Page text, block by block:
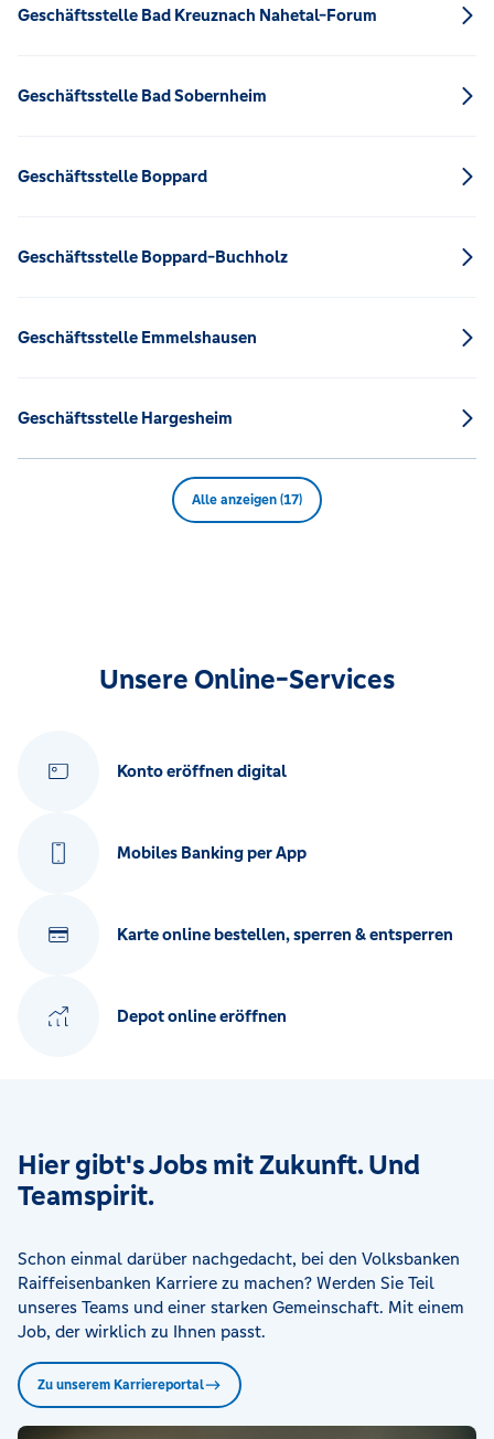
Geschäftsstelle Bad Kreuznach Nahetal-Forum
Geschäftsstelle Bad Sobernheim
Geschäftsstelle Boppard
Geschäftsstelle Boppard-Buchholz
Geschäftsstelle Emmelshausen
Geschäftsstelle Hargesheim
Alle anzeigen (17)
Unsere Online-Services
Konto eröffnen digital
Mobiles Banking per App
Karte online bestellen, sperren & entsperren
Depot online eröffnen
Hier gibt's Jobs mit Zukunft. Und
Teamspirit.
Schon einmal darüber nachgedacht, bei den Volksbanken
Raiffeisenbanken Karriere zu machen? Werden Sie Teil
unseres Teams und einer starken Gemeinschaft. Mit einem
Job, der wirklich zu Ihnen passt.
Zu unserem Karriereportal